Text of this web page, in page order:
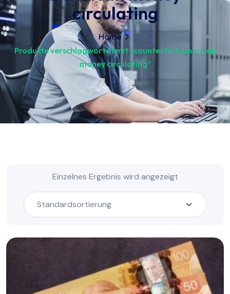
circulating
Home
Produkte verschlagwortet mit „counterfeit american
money circulating“
Einzelnes Ergebnis wird angezeigt